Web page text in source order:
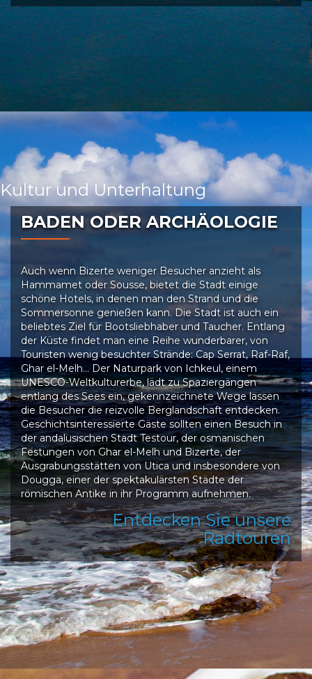
Kultur und Unterhaltung
BADEN ODER ARCHÄOLOGIE
Auch wenn Bizerte weniger Besucher anzieht als
Hammamet oder Sousse, bietet die Stadt einige
schöne Hotels, in denen man den Strand und die
Sommersonne genießen kann. Die Stadt ist auch ein
beliebtes Ziel für Bootsliebhaber und Taucher. Entlang
der Küste findet man eine Reihe wunderbarer, von
Touristen wenig besuchter Strände: Cap Serrat, Raf-Raf,
Ghar el-Melh… Der Naturpark von Ichkeul, einem
UNESCO-Weltkulturerbe, lädt zu Spaziergängen
entlang des Sees ein, gekennzeichnete Wege lassen
die Besucher die reizvolle Berglandschaft entdecken.
Geschichtsinteressierte Gäste sollten einen Besuch in
der andalusischen Stadt Testour, der osmanischen
Festungen von Ghar el-Melh und Bizerte, der
Ausgrabungsstätten von Utica und insbesondere von
Dougga, einer der spektakulärsten Städte der
römischen Antike in ihr Programm aufnehmen.
Entdecken Sie unsere
Radtouren